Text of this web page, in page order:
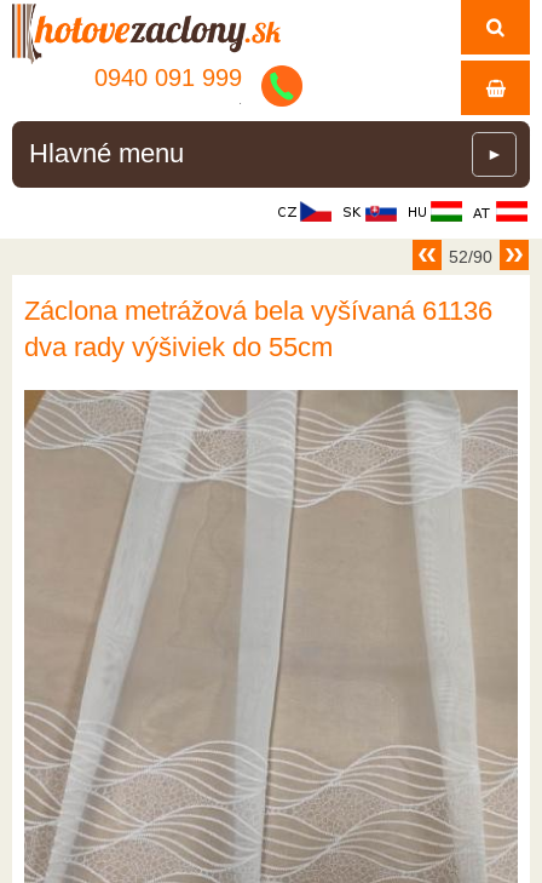
0940 091 999
Hlavné menu ►
52/90
Záclona metrážová bela vyšívaná 61136
dva rady výšiviek do 55cm